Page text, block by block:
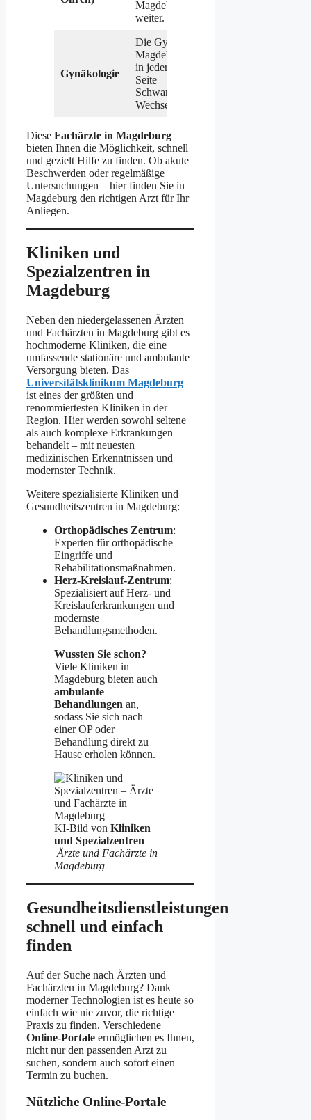
Magdeburg helfen Ihnen
weiter.
Gynäkologie
Die Gynäkologen in
Magdeburg stehen Frauen
in jeder Lebensphase zur
Seite – von Verhütung über
Schwangerschaft bis zu
Wechseljahresbeschwerden.
Diese Fachärzte in Magdeburg
bieten Ihnen die Möglichkeit, schnell
und gezielt Hilfe zu finden. Ob akute
Beschwerden oder regelmäßige
Untersuchungen – hier finden Sie in
Magdeburg den richtigen Arzt für Ihr
Anliegen.
Kliniken und
Spezialzentren in
Magdeburg
Neben den niedergelassenen Ärzten
und Fachärzten in Magdeburg gibt es
hochmoderne Kliniken, die eine
umfassende stationäre und ambulante
Versorgung bieten. Das
Universitätsklinikum Magdeburg
ist eines der größten und
renommiertesten Kliniken in der
Region. Hier werden sowohl seltene
als auch komplexe Erkrankungen
behandelt – mit neuesten
medizinischen Erkenntnissen und
modernster Technik.
Weitere spezialisierte Kliniken und
Gesundheitszentren in Magdeburg:
Orthopädisches Zentrum:
Experten für orthopädische
Eingriffe und
Rehabilitationsmaßnahmen.
Herz-Kreislauf-Zentrum:
Spezialisiert auf Herz- und
Kreislauferkrankungen und
modernste
Behandlungsmethoden.
Wussten Sie schon?
Viele Kliniken in
Magdeburg bieten auch
ambulante
Behandlungen an,
sodass Sie sich nach
einer OP oder
Behandlung direkt zu
Hause erholen können.
KI-Bild von Kliniken
und Spezialzentren –
Ärzte und Fachärzte in
Magdeburg
Gesundheitsdienstleistungen
schnell und einfach
finden
Auf der Suche nach Ärzten und
Fachärzten in Magdeburg? Dank
moderner Technologien ist es heute so
einfach wie nie zuvor, die richtige
Praxis zu finden. Verschiedene
Online-Portale ermöglichen es Ihnen,
nicht nur den passenden Arzt zu
suchen, sondern auch sofort einen
Termin zu buchen.
Nützliche Online-Portale